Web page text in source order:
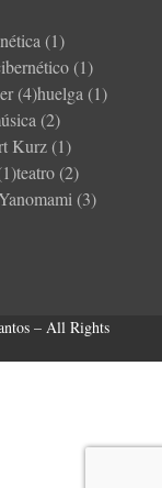
(1)
(1)
(4)huelga (1)
(2)
Kurz (1)
teatro (2)
(3)
– All Rights